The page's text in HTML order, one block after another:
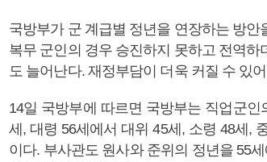
국방부가 군 계급별 정년을 연장하는 방안
복무 군인의 경우 승진하지 못하고 전역
도 늘어난다. 재정부담이 더욱 커질 수 있
14일 국방부에 따르면 국방부는 직업군
세, 대령 56세에서 대위 45세, 소령 48세,
이다. 부사관도 원사와 준위의 정년을 55